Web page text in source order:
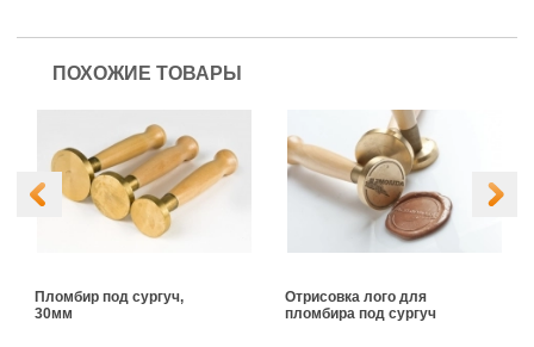
ПОХОЖИЕ ТОВАРЫ
Пломбир под сургуч,
30мм
Отрисовка лого для
пломбира под сургуч